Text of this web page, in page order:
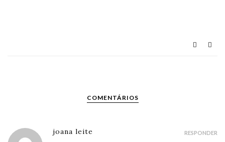
COMENTÁRIOS
joana leite RESPONDER